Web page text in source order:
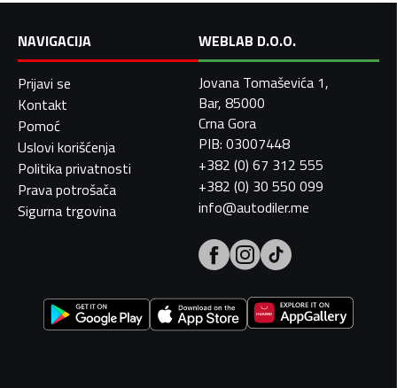
NAVIGACIJA
Prijavi se
Kontakt
Pomoć
Uslovi korišćenja
Politika privatnosti
Prava potrošača
Sigurna trgovina
WEBLAB D.O.O.
Jovana Tomaševića 1,
Bar, 85000
Crna Gora
PIB: 03007448
+382 (0) 67 312 555
+382 (0) 30 550 099
info@autodiler.me